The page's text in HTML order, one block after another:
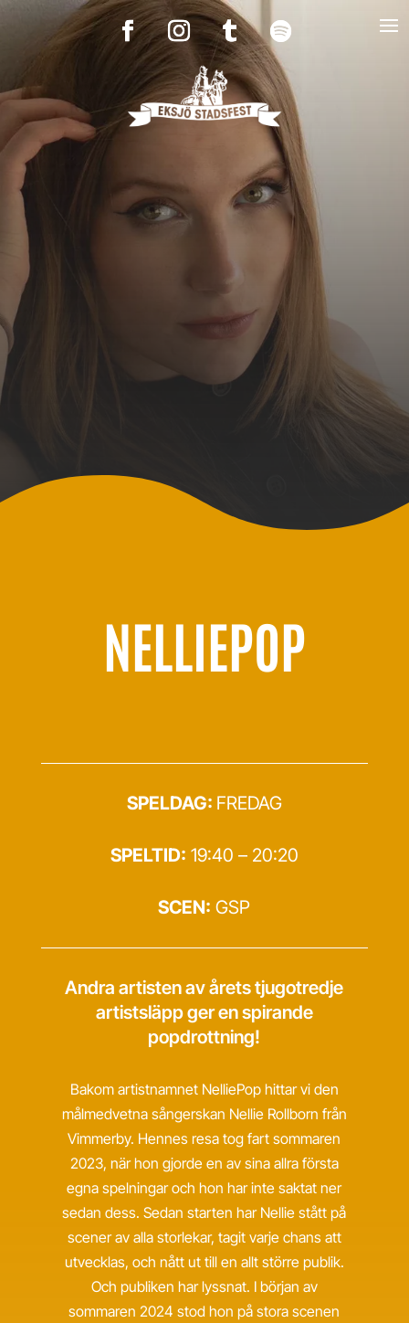
NELLIEPOP
SPELDAG: FREDAG
SPELTID: 19:40 – 20:20
SCEN: GSP
Andra artisten av årets tjugotredje
artistsläpp ger en spirande
popdrottning!
Bakom artistnamnet NelliePop hittar vi den
målmedvetna sångerskan Nellie Rollborn från
Vimmerby. Hennes resa tog fart sommaren
2023, när hon gjorde en av sina allra första
egna spelningar och hon har inte saktat ner
sedan dess. Sedan starten har Nellie stått på
scener av alla storlekar, tagit varje chans att
utvecklas, och nått ut till en allt större publik.
Och publiken har lyssnat. I början av
sommaren 2024 stod hon på stora scenen